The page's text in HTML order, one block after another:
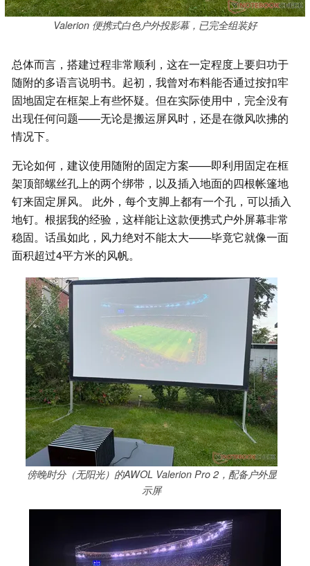
Valerion 便携式白色户外投影幕，已完全组装好
总体而言，搭建过程非常顺利，这在一定程度上要归功于
随附的多语言说明书。起初，我曾对布料能否通过按扣牢
固地固定在框架上有些怀疑。但在实际使用中，完全没有
出现任何问题——无论是搬运屏风时，还是在微风吹拂的
情况下。
无论如何，建议使用随附的固定方案——即利用固定在框
架顶部螺丝孔上的两个绑带，以及插入地面的四根帐篷地
钉来固定屏风。 此外，每个支脚上都有一个孔，可以插入
地钉。根据我的经验，这样能让这款便携式户外屏幕非常
稳固。话虽如此，风力绝对不能太大——毕竟它就像一面
面积超过4平方米的风帆。
傍晚时分（无阳光）的AWOL Valerion Pro 2，配备户外显
示屏